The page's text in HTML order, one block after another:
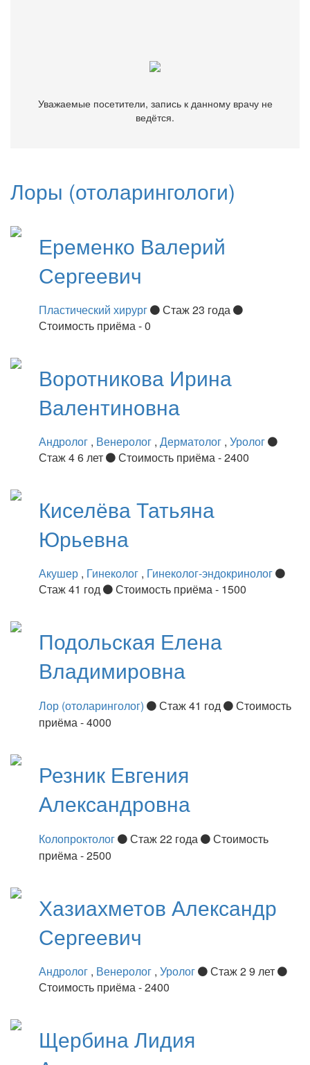
Уважаемые посетители, запись к данному врачу не
ведётся.
Лоры (отоларингологи)
Еременко Валерий
Сергеевич
Пластический хирург
Стаж 23 года
Стоимость приёма - 0
Воротникова Ирина
Валентиновна
Андролог , Венеролог , Дерматолог , Уролог
Стаж 4 6 лет
Стоимость приёма - 2400
КиселёваТатьяна
Юрьевна
Акушер , Гинеколог , Гинеколог-эндокринолог
Стаж 41 год
Стоимость приёма - 1500
Подольская Елена
Владимировна
Лор (отоларинголог) Стаж 41 год
Стоимость
приёма - 4000
Резник Евгения
Александровна
Колопроктолог Стаж 22 года
Стоимость
приёма - 2500
Хазиахметов Александр
Сергеевич
Андролог , Венеролог , Уролог
Стаж 2 9 лет
Стоимость приёма - 2400
ЩербинаЛидия